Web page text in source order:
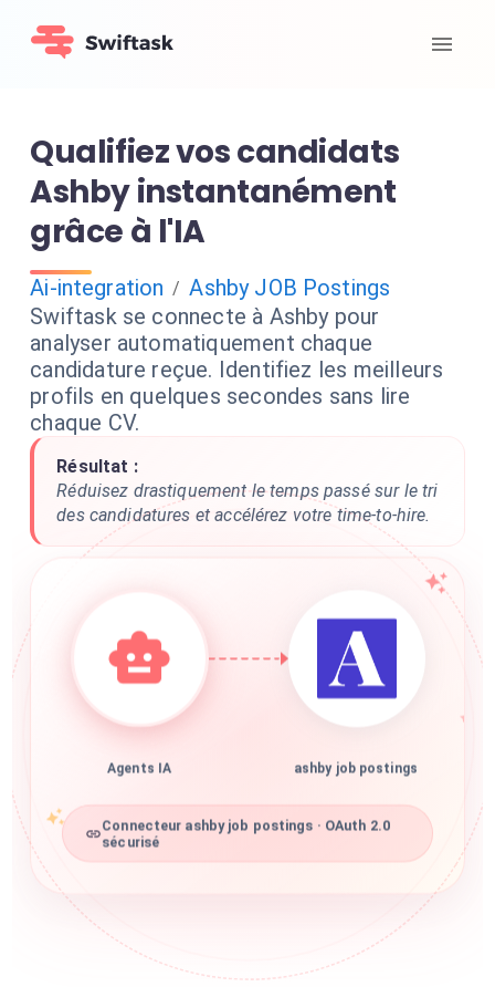
Qualifiez vos candidats
Ashby instantanément
grâce à l'IA
Ai-integration / Ashby JOB Postings
Swiftask se connecte à Ashby pour
analyser automatiquement chaque
candidature reçue. Identifiez les meilleurs
profils en quelques secondes sans lire
chaque CV.
Résultat :
Réduisez drastiquement le temps passé sur le tri
des candidatures et accélérez votre time-to-hire.
Agents IA ashby job postings
Connecteur ashby job postings · OAuth 2.0
sécurisé